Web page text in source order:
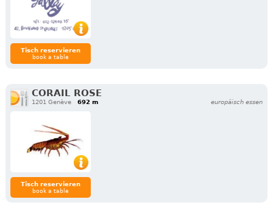
Tisch reservieren
book a table
CORAIL ROSE
1201 Genève 692 m europäisch essen
Tisch reservieren
book a table